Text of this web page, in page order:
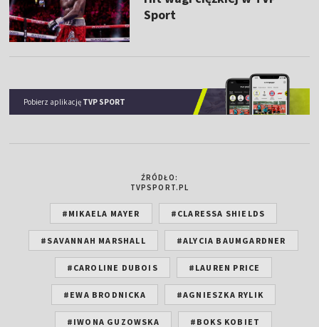
Sport
Pobierz aplikację TVP SPORT
ŹRÓDŁO:
TVPSPORT.PL
#MIKAELA MAYER #CLARESSA SHIELDS
#SAVANNAH MARSHALL #ALYCIA BAUMGARDNER
#CAROLINE DUBOIS #LAUREN PRICE
#EWA BRODNICKA #AGNIESZKA RYLIK
#IWONA GUZOWSKA #BOKS KOBIET